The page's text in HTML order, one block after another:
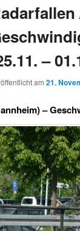
–
am 21.
–